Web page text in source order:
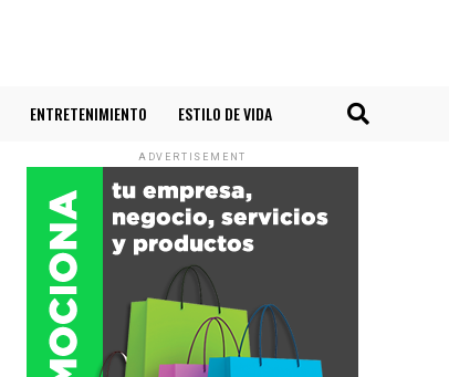
ENTRETENIMIENTO ESTILO DE VIDA
ADVERTISEMENT